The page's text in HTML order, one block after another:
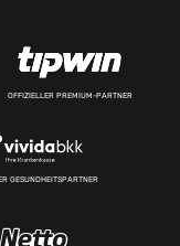
OFFIZIELLER PREMIUM-PARTNER
GESUNDHEITSPARTNER